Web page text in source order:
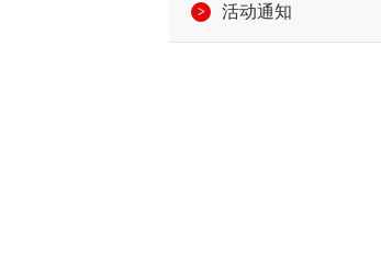
活动通知